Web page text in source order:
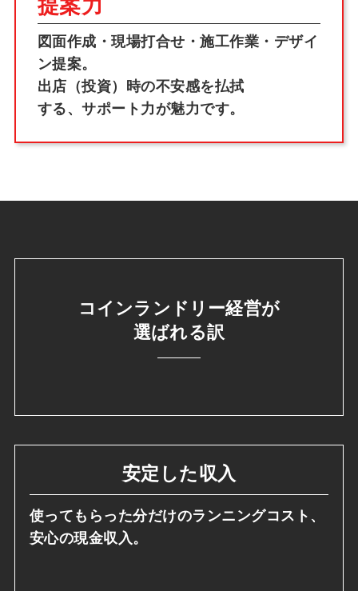
提案力
図面作成・現場打合せ・施工作業・デザイ
ン提案。
出店（投資）時の不安感を払拭
する、サポート力が魅力です。
コインランドリー経営が
選ばれる訳
安定した収入
使ってもらった分だけのランニングコスト、
安心の現金収入。